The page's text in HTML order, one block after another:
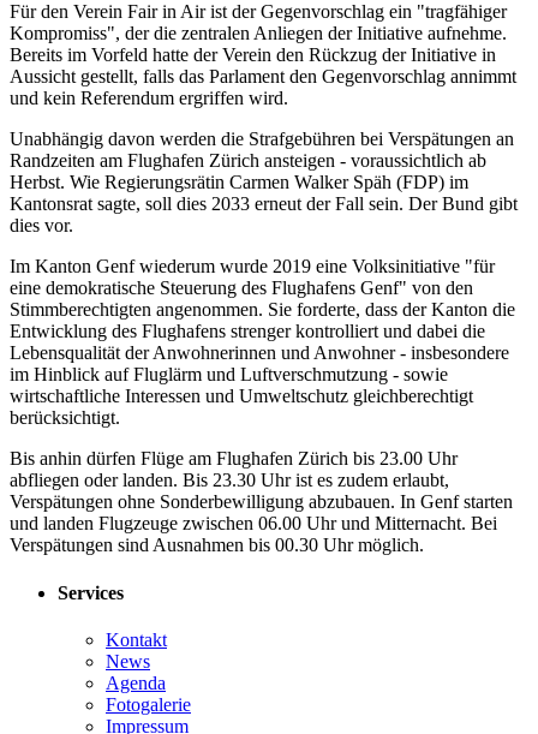
Für den Verein Fair in Air ist der Gegenvorschlag ein "tragfähiger
Kompromiss", der die zentralen Anliegen der Initiative aufnehme.
Bereits im Vorfeld hatte der Verein den Rückzug der Initiative in
Aussicht gestellt, falls das Parlament den Gegenvorschlag annimmt
und kein Referendum ergriffen wird.
Unabhängig davon werden die Strafgebühren bei Verspätungen an
Randzeiten am Flughafen Zürich ansteigen - voraussichtlich ab
Herbst. Wie Regierungsrätin Carmen Walker Späh (FDP) im
Kantonsrat sagte, soll dies 2033 erneut der Fall sein. Der Bund gibt
dies vor.
Im Kanton Genf wiederum wurde 2019 eine Volksinitiative "für
eine demokratische Steuerung des Flughafens Genf" von den
Stimmberechtigten angenommen. Sie forderte, dass der Kanton die
Entwicklung des Flughafens strenger kontrolliert und dabei die
Lebensqualität der Anwohnerinnen und Anwohner - insbesondere
im Hinblick auf Fluglärm und Luftverschmutzung - sowie
wirtschaftliche Interessen und Umweltschutz gleichberechtigt
berücksichtigt.
Bis anhin dürfen Flüge am Flughafen Zürich bis 23.00 Uhr
abfliegen oder landen. Bis 23.30 Uhr ist es zudem erlaubt,
Verspätungen ohne Sonderbewilligung abzubauen. In Genf starten
und landen Flugzeuge zwischen 06.00 Uhr und Mitternacht. Bei
Verspätungen sind Ausnahmen bis 00.30 Uhr möglich.
Services
Kontakt
News
Agenda
Fotogalerie
Impressum